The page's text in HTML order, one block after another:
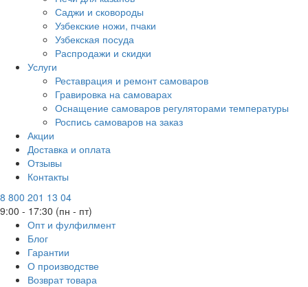
Саджи и сковороды
Узбекские ножи, пчаки
Узбекская посуда
Распродажи и скидки
Услуги
Реставрация и ремонт самоваров
Гравировка на самоварах
Оснащение самоваров регуляторами температуры
Роспись самоваров на заказ
Акции
Доставка и оплата
Отзывы
Контакты
8 800 201 13 04
9:00 - 17:30 (пн - пт)
Опт и фулфилмент
Блог
Гарантии
О производстве
Возврат товара